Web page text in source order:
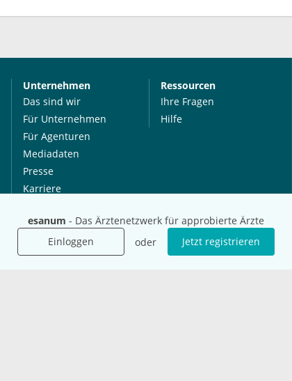
esanum - Das Ärztenetzwerk für approbierte Ärzte
Einloggen
oder Jetzt registrieren
Unternehmen
Das sind wir
Für Unternehmen
Für Agenturen
Mediadaten
Presse
Karriere
Ressourcen
Ihre Fragen
Hilfe
International
esanum.it
Social Media
Youtube